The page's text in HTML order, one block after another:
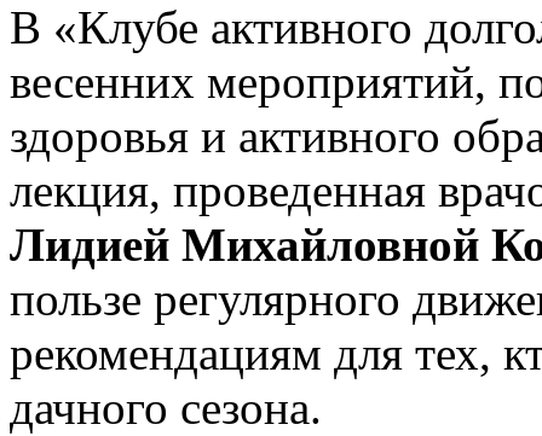
В «Клубе активного
весенних мероприятий,
здоровья и активного
лекция, проведенная
Лидией Михайловной
пользе регулярного
рекомендациям для тех,
дачного сезона.